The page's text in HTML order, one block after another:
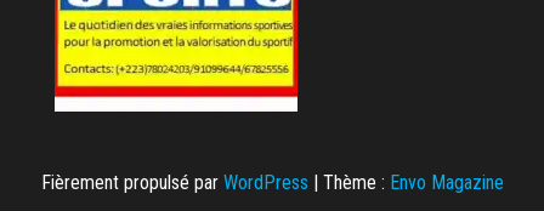
Fièrement propulsé par WordPress | Thème : Envo Magazine